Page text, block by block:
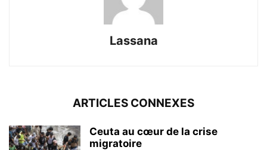
Lassana
ARTICLES CONNEXES
Ceuta au cœur de la crise
migratoire